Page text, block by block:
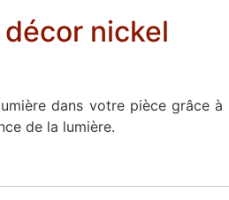
nickel
dans votre pièce grâce à
de la lumière.